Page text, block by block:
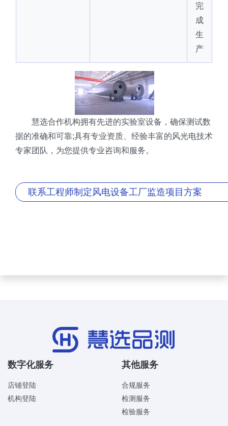
完
成
生
产
慧选合作机构拥有先进的实验室设备，确保测试数
据的准确和可靠;具有专业资质、经验丰富的风光电技术
专家团队，为您提供专业咨询和服务。
联系工程师制定风电设备工厂监造项目方案
数字化服务
店铺登陆
机构登陆
其他服务
合规服务
检测服务
检验服务